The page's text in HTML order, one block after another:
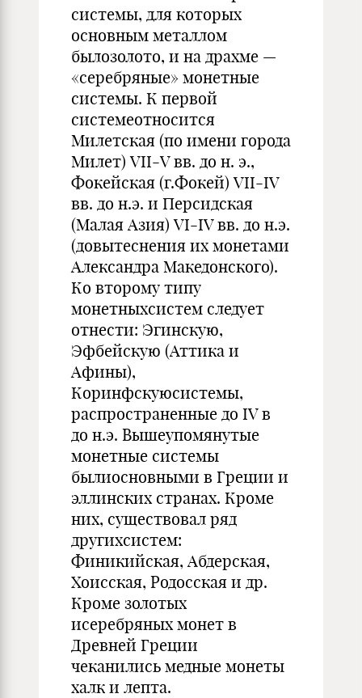
системы, для которых
основным металлом
былозолото, и на драхме —
«серебряные» монетные
системы. К первой
системеотносится
Милетская (по имени города
Милет) VII-V вв. до н. э.,
Фокейская (г.Фокей) VII-IV
вв. до н.э. и Персидская
(Малая Азия) VI-IV вв. до н.э.
(довытеснения их монетами
Александра Македонского).
Ко второму типу
монетныхсистем следует
отнести: Эгинскую,
Эфбейскую (Аттика и
Афины),
Коринфскуюсистемы,
распространенные до IV в
до н.э. Вышеупомянутые
монетные системы
былиосновными в Греции и
эллинских странах. Кроме
них, существовал ряд
другихсистем:
Финикийская, Абдерская,
Хоисская, Родосская и др.
Кроме золотых
исеребряных монет в
Древней Греции
чеканились медные монеты
халк и лепта.